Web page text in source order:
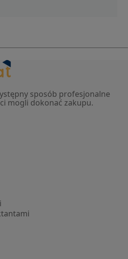
sposób profesjonalne
mogli dokonać zakupu.